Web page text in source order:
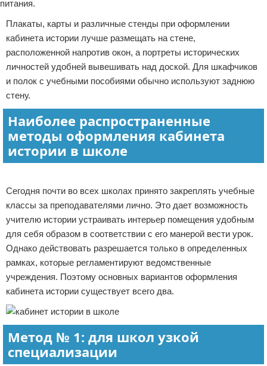
питания.
Плакаты, карты и различные стенды при оформлении
кабинета истории лучше размещать на стене,
расположенной напротив окон, а портреты исторических
личностей удобней вывешивать над доской. Для шкафчиков
и полок с учебными пособиями обычно используют заднюю
стену.
Наиболее распространенные
методы оформления кабинета
истории в школе
Сегодня почти во всех школах принято закреплять учебные
классы за преподавателями лично. Это дает возможность
учителю истории устраивать интерьер помещения удобным
для себя образом в соответствии с его манерой вести урок.
Однако действовать разрешается только в определенных
рамках, которые регламентируют ведомственные
учреждения. Поэтому основных вариантов оформления
кабинета истории существует всего два.
Метод № 1: для школ узкой
специализации